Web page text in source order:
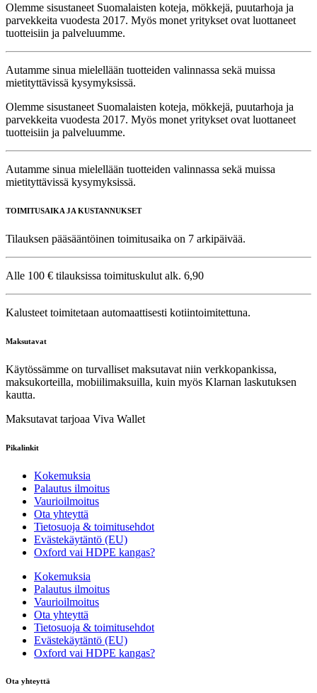
Olemme sisustaneet Suomalaisten koteja, mökkejä, puutarhoja ja
parvekkeita vuodesta 2017. Myös monet yritykset ovat luottaneet
tuotteisiin ja palveluumme.
Autamme sinua mielellään tuotteiden valinnassa sekä muissa
mietityttävissä kysymyksissä.
Olemme sisustaneet Suomalaisten koteja, mökkejä, puutarhoja ja
parvekkeita vuodesta 2017. Myös monet yritykset ovat luottaneet
tuotteisiin ja palveluumme.
Autamme sinua mielellään tuotteiden valinnassa sekä muissa
mietityttävissä kysymyksissä.
TOIMITUSAIKA JA KUSTANNUKSET
Tilauksen pääsääntöinen toimitusaika on 7 arkipäivää.
Alle 100 € tilauksissa toimituskulut alk. 6,90
Kalusteet toimitetaan automaattisesti kotiintoimitettuna.
Maksutavat
Käytössämme on turvalliset maksutavat niin verkkopankissa,
maksukorteilla, mobiilimaksuilla, kuin myös Klarnan laskutuksen
kautta.
Maksutavat tarjoaa Viva Wallet
Pikalinkit
Kokemuksia
Palautus ilmoitus
Vaurioilmoitus
Ota yhteyttä
Tietosuoja & toimitusehdot
Evästekäytäntö (EU)
Oxford vai HDPE kangas?
Kokemuksia
Palautus ilmoitus
Vaurioilmoitus
Ota yhteyttä
Tietosuoja & toimitusehdot
Evästekäytäntö (EU)
Oxford vai HDPE kangas?
Ota yhteyttä